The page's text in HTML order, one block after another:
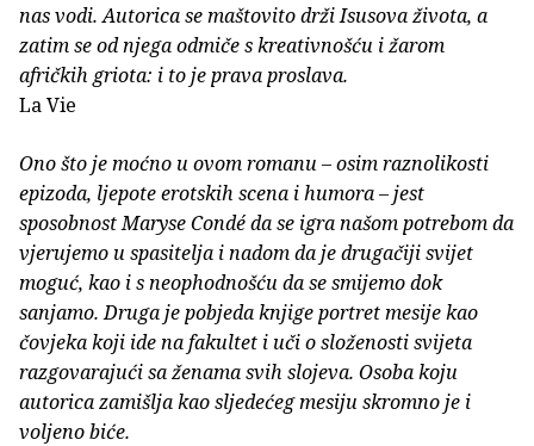
nas vodi. Autorica se maštovito drži Isusova života, a
zatim se od njega odmiče s kreativnošću i žarom
afričkih griota: i to je prava proslava.
La Vie
Ono što je moćno u ovom romanu – osim raznolikosti
epizoda, ljepote erotskih scena i humora – jest
sposobnost Maryse Condé da se igra našom potrebom da
vjerujemo u spasitelja i nadom da je drugačiji svijet
moguć, kao i s neophodnošću da se smijemo dok
sanjamo. Druga je pobjeda knjige portret mesije kao
čovjeka koji ide na fakultet i uči o složenosti svijeta
razgovarajući sa ženama svih slojeva. Osoba koju
autorica zamišlja kao sljedećeg mesiju skromno je i
voljeno biće.